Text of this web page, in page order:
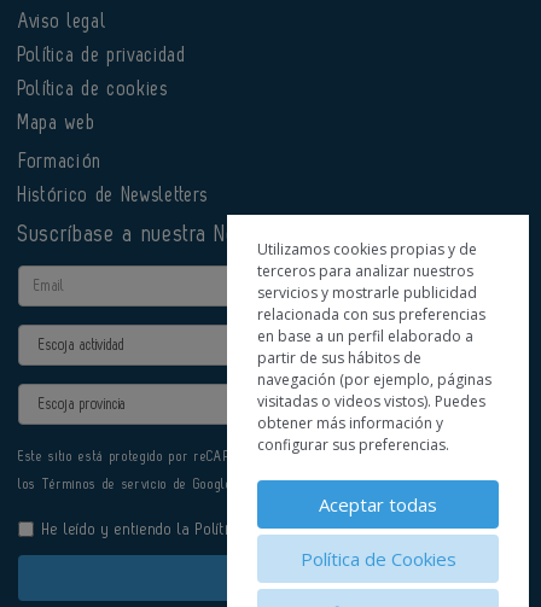
Aviso legal
Política de privacidad
Política de cookies
Mapa web
Formación
Histórico de Newsletters
Suscríbase a nuestra Newsletter
Email
Actividad
Provincia
Este sitio está protegido por reCAPTCHA y se aplican la
los Términos de servicio de Google.
He leído y entiendo la Política de Privacidad
Enviar
Utilizamos cookies propias y de
terceros para analizar nuestros
servicios y mostrarle publicidad
relacionada con sus preferencias
en base a un perfil elaborado a
partir de sus hábitos de
navegación (por ejemplo, páginas
visitadas o videos vistos). Puedes
obtener más información y
configurar sus preferencias.
Aceptar todas
Política de Cookies